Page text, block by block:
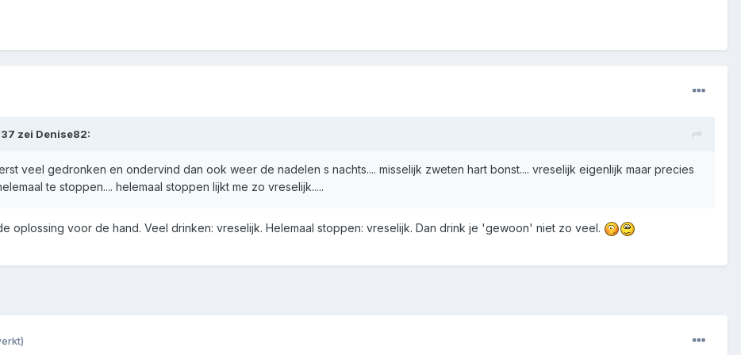
zei Denise82:
veel gedronken en ondervind dan ook weer de nadelen s nachts.... misselijk zweten hart bonst.... vreselijk eigenlijk maar precies
te stoppen.... helemaal stoppen lijkt me zo vreselijk.....
oplossing voor de hand. Veel drinken: vreselijk. Helemaal stoppen: vreselijk. Dan drink je 'gewoon' niet zo veel.